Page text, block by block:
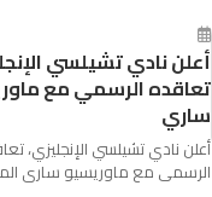
كأس العالم بأنه تدرب على هد...
أعلن نادي تشيلسي
تعاقده الرسمي مع
ساري
أعلن نادي تشيلسي الإنجليزي،